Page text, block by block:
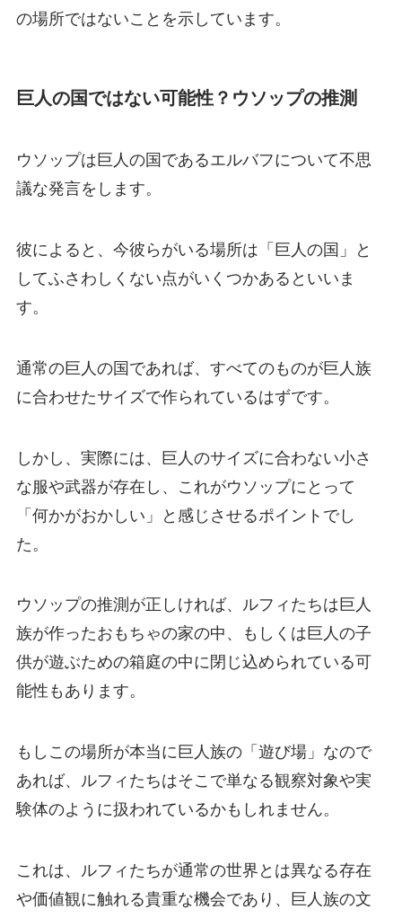
の場所ではないことを示しています。
巨人の国ではない可能性？ウソップの推測
ウソップは巨人の国であるエルバフについて不思
議な発言をします。
彼によると、今彼らがいる場所は「巨人の国」と
してふさわしくない点がいくつかあるといいま
す。
通常の巨人の国であれば、すべてのものが巨人族
に合わせたサイズで作られているはずです。
しかし、実際には、巨人のサイズに合わない小さ
な服や武器が存在し、これがウソップにとって
「何かがおかしい」と感じさせるポイントでし
た。
ウソップの推測が正しければ、ルフィたちは巨人
族が作ったおもちゃの家の中、もしくは巨人の子
供が遊ぶための箱庭の中に閉じ込められている可
能性もあります。
もしこの場所が本当に巨人族の「遊び場」なので
あれば、ルフィたちはそこで単なる観察対象や実
験体のように扱われているかもしれません。
これは、ルフィたちが通常の世界とは異なる存在
や価値観に触れる貴重な機会であり、巨人族の文